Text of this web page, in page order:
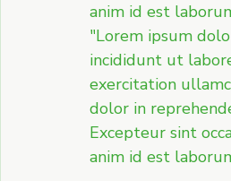
anim id est
"Lorem ipsum
incididunt ut
exercitation
dolor in
Excepteur sint
anim id est